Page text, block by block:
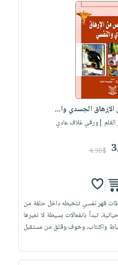
الجسدي وا...
القلم |ورقي غلاف عادي
4.50$
قهر نفسي تتخبطه داخل حلقة من
تبدأ بانفعالات بسيطة لا نعيرها
واكتئاب، وخوف وقلق من مستقبل